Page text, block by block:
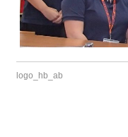
logo_hb_ab